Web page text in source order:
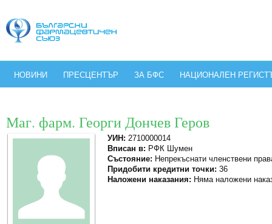
НОВИНИ ПРЕСЦЕНТЪР ЗА БФС НАЦИОНАЛЕН
Маг. фарм. Георги Дончев Геров
УИН: 2710000014
Вписан в: РФК Шумен
Състояние: Непрекъснати членствени
Придобити кредитни точки: 36
Наложени наказания: Няма наложени